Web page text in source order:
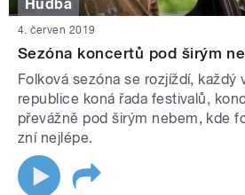
Hudba
4. červen 2019
Sezóna koncertů pod širým
Folková sezóna se rozjíždí, každý
republice koná řada festivalů,
převážně pod širým nebem, kde
zní nejlépe.